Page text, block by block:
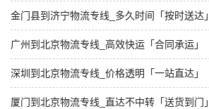
金门县到济宁物流专线_多久时间「按时送达」
广州到北京物流专线_高效快运「合同承运」
深圳到北京物流专线_价格透明「一站直达」
厦门到北京物流专线_直达不中转「送货到门」